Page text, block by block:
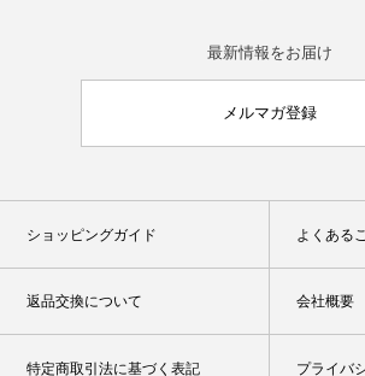
最新情報をお届け
メルマガ登録
ショッピングガイド よくある
返品交換について 会社概要
特定商取引法に基づく表記 プライバ